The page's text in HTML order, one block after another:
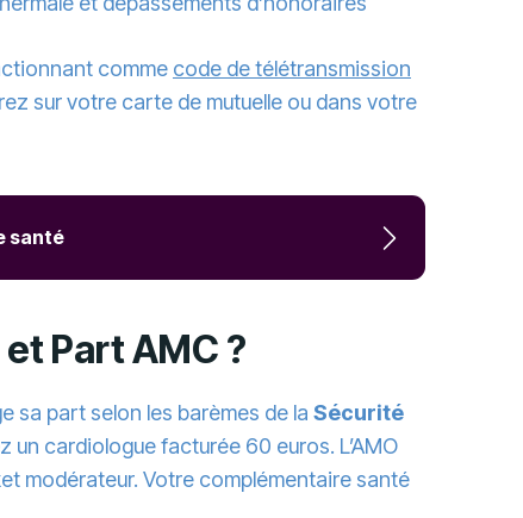
comme code de télétransmission
sur votre carte de mutuelle ou dans votre
santé
Part AMC ?
sa part selon les barèmes de la Sécurité
cardiologue facturée 60 euros. L’AMO
modérateur. Votre complémentaire santé